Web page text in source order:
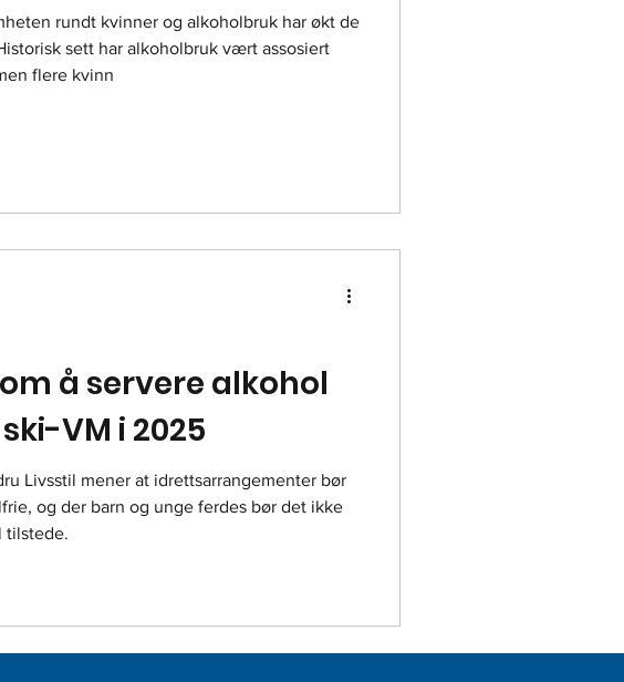
rundt kvinner og alkoholbruk har økt de
sett har alkoholbruk vært assosiert
flere kvinn
å servere alkohol
VM i 2025
Livsstil mener at idrettsarrangementer bør
og der barn og unge ferdes bør det ikke
tilstede.